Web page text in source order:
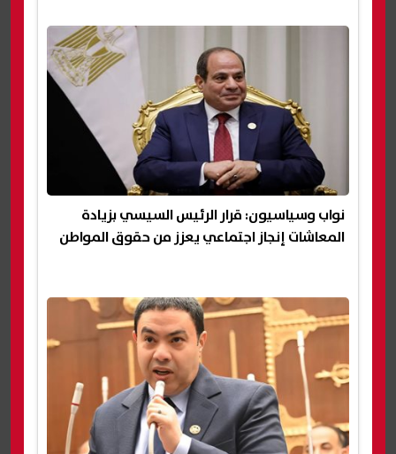
نواب وسياسيون: قرار الرئيس السيسي بزيادة
المعاشات إنجاز اجتماعي يعزز من حقوق المواطن